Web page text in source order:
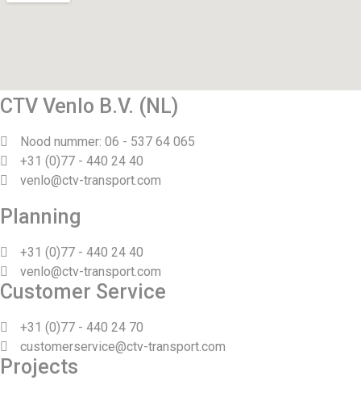
CTV Venlo B.V. (NL)
Nood nummer: 06 - 537 64 065
+31 (0)77 - 440 24 40
venlo@ctv-transport.com
Planning
+31 (0)77 - 440 24 40
venlo@ctv-transport.com
Customer Service
+31 (0)77 - 440 24 70
customerservice@ctv-transport.com
Projects